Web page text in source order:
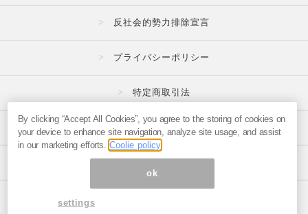
反社会的勢力排除宣言
プライバシーポリシー
特定商取引法
広告掲載はこちら
メルマガの不正・違反報告はこちら
ページ内の商標は全て商標権者に属します。
By clicking “Accept All Cookies”, you agree to the storing of cookies on
your device to enhance site navigation, analyze site usage, and assist
in our marketing efforts. Coolie policy
ok
settings